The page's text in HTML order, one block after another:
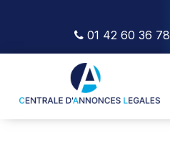
01 42 60 36 78